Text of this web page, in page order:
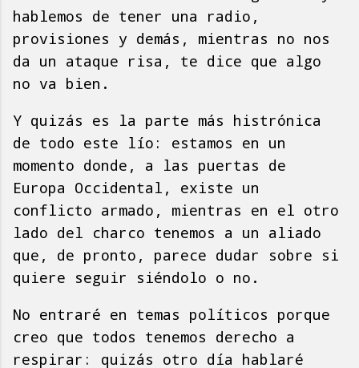
hablemos de tener una radio,
provisiones y demás, mientras no nos
da un ataque risa, te dice que algo
no va bien.
Y quizás es la parte más histrónica
de todo este lío: estamos en un
momento donde, a las puertas de
Europa Occidental, existe un
conflicto armado, mientras en el otro
lado del charco tenemos a un aliado
que, de pronto, parece dudar sobre si
quiere seguir siéndolo o no.
No entraré en temas políticos porque
creo que todos tenemos derecho a
respirar: quizás otro día hablaré